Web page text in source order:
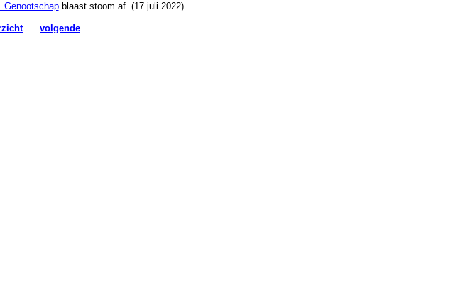
Genootschapblaast stoom af. (17 juli 2022)
volgende